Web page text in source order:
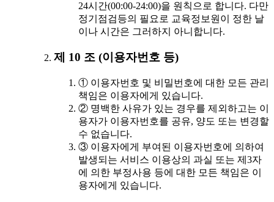
24시간(00:00-24:00)을 원칙으로 합니다. 다만
정기점검등의 필요로 교육정보원이 정한 날
이나 시간은 그러하지 아니합니다.
제 10 조 (이용자번호 등)
① 이용자번호 및 비밀번호에 대한 모든 관리
책임은 이용자에게 있습니다.
② 명백한 사유가 있는 경우를 제외하고는 이
용자가 이용자번호를 공유, 양도 또는 변경할
수 없습니다.
③ 이용자에게 부여된 이용자번호에 의하여
발생되는 서비스 이용상의 과실 또는 제3자
에 의한 부정사용 등에 대한 모든 책임은 이
용자에게 있습니다.